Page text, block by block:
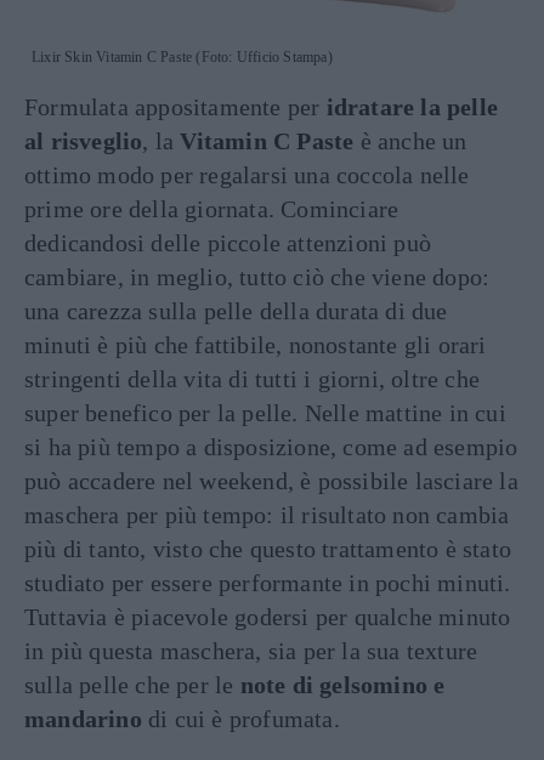
Lixir Skin Vitamin C Paste (Foto: Ufficio Stampa)
Formulata appositamente per idratare la pelle
al risveglio, laVitamin C Paste è anche un
ottimo modo per regalarsi una coccola nelle
prime ore della giornata. Cominciare
dedicandosi delle piccole attenzioni può
cambiare, in meglio, tutto ciò che viene dopo:
una carezza sulla pelle della durata di due
minuti è più che fattibile, nonostante gli orari
stringenti della vita di tutti i giorni, oltre che
super benefico per la pelle. Nelle mattine in cui
si ha più tempo a disposizione, come ad esempio
può accadere nel weekend, è possibile lasciare la
maschera per più tempo: il risultato non cambia
più di tanto, visto che questo trattamento è stato
studiato per essere performante in pochi minuti.
Tuttavia è piacevole godersi per qualche minuto
in più questa maschera, sia per la sua texture
sulla pelle che per le note di gelsomino e
mandarino di cui è profumata.